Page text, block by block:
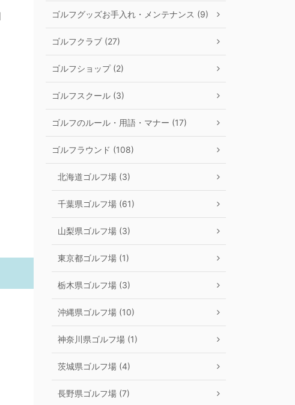
ゴルフグッズお手入れ・メンテナンス (9)
ゴルフクラブ (27)
ゴルフショップ (2)
ゴルフスクール (3)
ゴルフのルール・用語・マナー (17)
ゴルフラウンド (108)
北海道ゴルフ場 (3)
千葉県ゴルフ場 (61)
山梨県ゴルフ場 (3)
東京都ゴルフ場 (1)
栃木県ゴルフ場 (3)
沖縄県ゴルフ場 (10)
神奈川県ゴルフ場 (1)
茨城県ゴルフ場 (4)
長野県ゴルフ場 (7)